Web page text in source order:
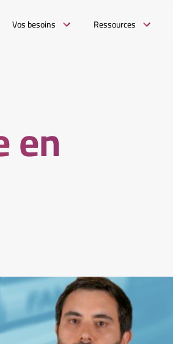
Vos besoins Ressources
en